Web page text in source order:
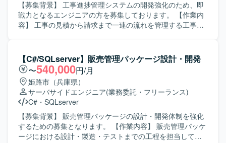
むことができます。 【開発環境】 C# および SQLServer を
用いたアプリケーション開発環境となります。
【募集背景】 工事進捗管理システムの開発強化のため、即
戦力となるエンジニアの方を募集しております。 【作業内
容】 工事の見積から請求まで一連の流れを管理する工事進
C#で実装されたWebシステムの機能追加や改修、品質確認
などを行っていただきます。 【求める人物像】 Reactの実
装難易度が高い状況のため、Reactを中心としたフロントエ
ンド開発に強みをお持ちの方を求めております。技術に対
して前向きにキャッチアップできる方、技術レビューに対
しても折れずに改善に取り組めるメンタル面の強さをお持
ちの方です。若くて真面目なメンバーと協調しながら、自
律的に手を動かしていただける方を歓迎いたします。 【ポ
ジションの魅力】 ReactとC#を用いたWebシステム開発に
【C#/SQLserver】販売管理パッケージ設計・開発
〜540,000円/月
姫路市（兵庫県）
サーバサイドエンジニア(業務委託・フリーランス)
C# ・ SQLserver
【募集背景】 販売管理パッケージの設計・開発体制を強化
するための募集となります。 【作業内容】 販売管理パッケ
ージにおける設計・製造・テストまでの工程を担当してい